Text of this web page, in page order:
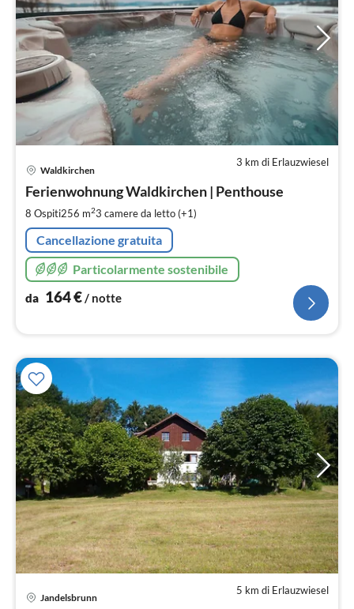
3 km di Erlauzwiesel
Waldkirchen
Ferienwohnung Waldkirchen | Penthouse
8 Ospiti256 m23 camere da letto (+1)
Cancellazione gratuita
Particolarmente sostenibile
da 164€/ notte
5 km di Erlauzwiesel
Jandelsbrunn